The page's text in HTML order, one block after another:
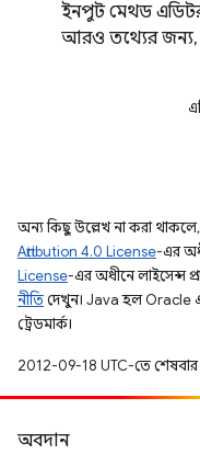
ইনপুট মেথড
আরও তথ্যের জন্য,
অন্য কিছু উল্লেখ না করা থাকলে,
Attribution 4.0 License-এর
License-এর অধীনে লাইসেন্স
নীতিদেখুন। Java হল Oracle
ট্রেডমার্ক।
2012-09-18 UTC-তে
অবদান